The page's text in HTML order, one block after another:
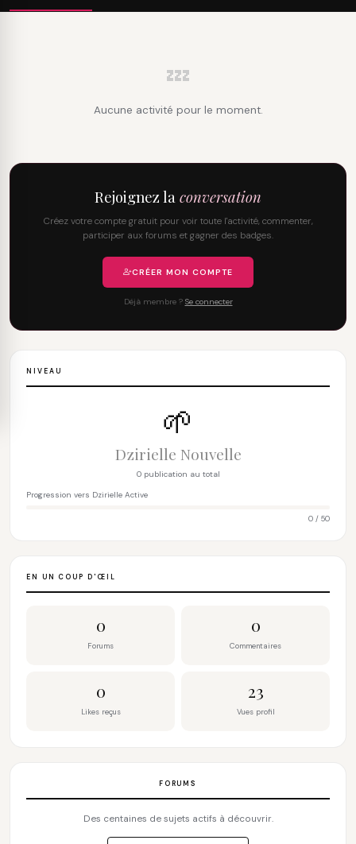
💤
Aucune activité pour le moment.
Rejoignez la conversation
Créez votre compte gratuit pour voir toute l'activité, commenter,
participer aux forums et gagner des badges.
CRÉER MON COMPTE
Déjà membre ? Se connecter
NIVEAU
🌱
Dzirielle Nouvelle
0 publication au total
Progression vers Dzirielle Active
0 / 50
EN UN COUP D'ŒIL
0
Forums
0
Commentaires
0
Likes reçus
23
Vues profil
FORUMS
Des centaines de sujets actifs à découvrir.